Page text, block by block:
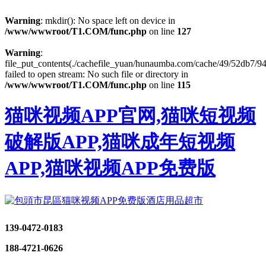
Warning: mkdir(): No space left on device in
/www/wwwroot/T1.COM/func.php on line 127
Warning:
file_put_contents(./cachefile_yuan/hunaumba.com/cache/49/52db7/
failed to open stream: No such file or directory in
/www/wwwroot/T1.COM/func.php on line 115
猫咪视频APP官网,猫咪短视频
破解版APP,猫咪成年短视频
APP,猫咪视频APP免费版
139-0472-0183
188-4721-0626